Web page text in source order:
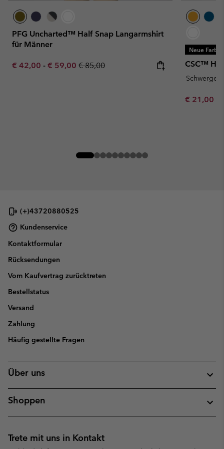
PFG Uncharted™ Half Snap Langarmshirt
für Männer
Minimum sale price:
€ 42,00 - Maximum sale price:
€ 59,00 Regular price:
€ 85,00
Neue
CSC™
Minimum
€ 21,00
(+)43720880525
Kundenservice
Kontaktformular
Rücksendungen
Vom Kaufvertrag zurücktreten
Bestellstatus
Versand
Zahlung
Häufig gestellte Fragen
Über uns
Shoppen
Trete mit uns in Kontakt